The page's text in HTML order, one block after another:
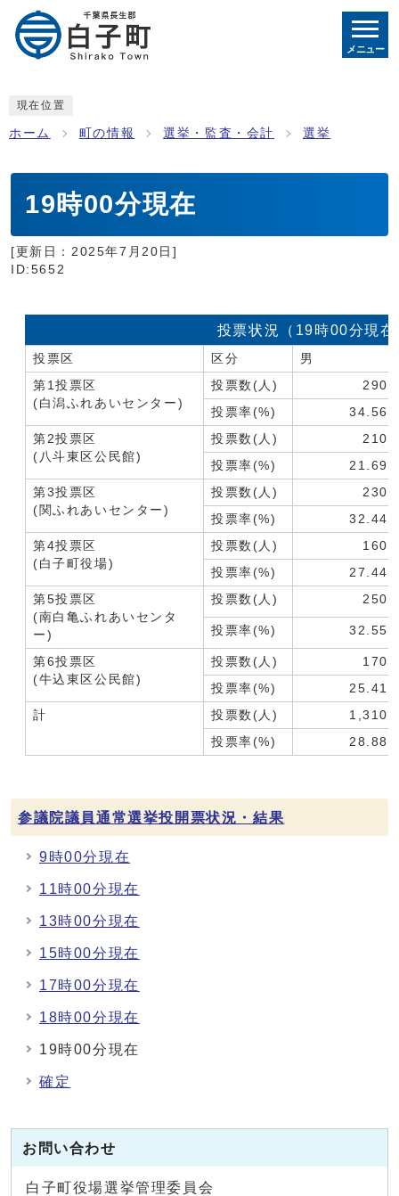
メニュー
現在位置
ホーム 町の情報 選挙・監査・会計 選挙
19時00分現在
[更新日： 2025年7月20日 ]
ID:5652
投票状況（19時00分現在
投票区 区分
男
第1投票区
(白潟ふれあいセンター)
投票数(人)
290
投票率(%)
34.56
第2投票区
(八斗東区公民館)
投票数(人)
210
投票率(%)
21.69
第3投票区
(関ふれあいセンター)
投票数(人)
230
投票率(%)
32.44
第4投票区
(白子町役場)
投票数(人)
160
投票率(%)
27.44
第5投票区
(南白亀ふれあいセンタ
ー)
投票数(人) 250
投票率(%) 32.55
第6投票区
(牛込東区公民館)
投票数(人)
170
投票率(%)
25.41
計
投票数(人)
1,310
投票率(%)
28.88
参議院議員通常選挙投開票状況・結果
9時00分現在
11時00分現在
13時00分現在
15時00分現在
17時00分現在
18時00分現在
19時00分現在
確定
お問い合わせ
白子町役場選挙管理委員会